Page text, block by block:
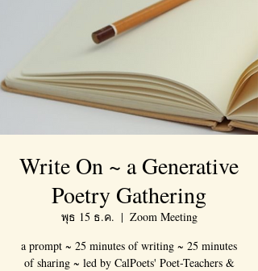
Write On ~ a Generative
Poetry Gathering
พุธ 15 ธ.ค.
  |
Zoom Meeting
a prompt ~ 25 minutes of writing ~ 25 minutes
of sharing ~ led by CalPoets' Poet-Teachers &